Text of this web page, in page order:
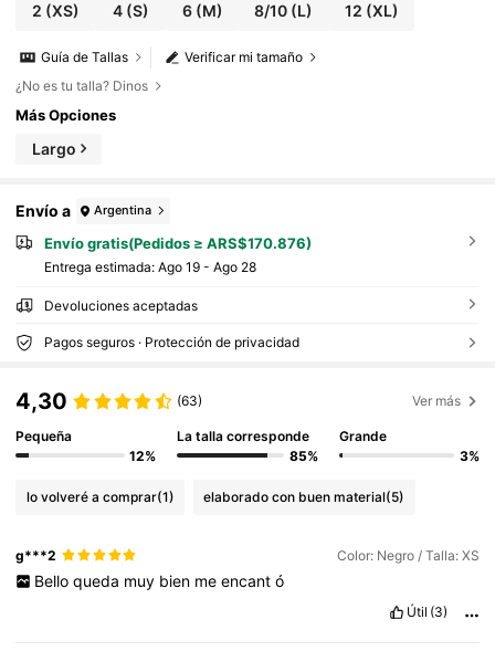
2 (XS) 4(S) 6(M) 8/10 (L) 12 (XL)
Verificar mi tamaño
Guía de Tallas
¿No es tu talla? Dinos
Más Opciones
Largo
Envío a Argentina
Envío gratis(Pedidos ≥ ARS$170.876)
Entrega estimada: Ago 19 - Ago 28
Devoluciones aceptadas
Pagos seguros · Protección de privacidad
4,30 (63) Ver más
Pequeña
12%
La talla corresponde
85%
Grande
3%
lo volveré a comprar(1) elaborado con buen material(5)
g***2 Color: Negro / Talla: XS
Bello queda muy bien me encant ó
Útil (3)